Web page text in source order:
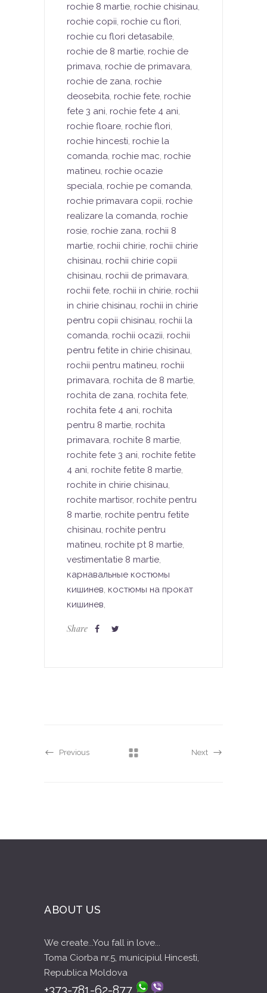
rochie 8 martie, rochie chisinau,
rochie copii, rochie cu flori,
rochie cu flori detasabile,
rochie de 8 martie, rochie de
primava, rochie de primavara,
rochie de zana, rochie
deosebita, rochie fete, rochie
fete 3 ani, rochie fete 4 ani,
rochie floare, rochie flori,
rochie hincesti, rochie la
comanda, rochie mac, rochie
matineu, rochie ocazie
speciala, rochie pe comanda,
rochie primavara copii, rochie
realizare la comanda, rochie
rosie, rochie zana, rochii 8
martie, rochii chirie, rochii chirie
chisinau, rochii chirie copii
chisinau, rochii de primavara,
rochii fete, rochii in chirie, rochii
in chirie chisinau, rochii in chirie
pentru copii chisinau, rochii la
comanda, rochii ocazii, rochii
pentru fetite in chirie chisinau,
rochii pentru matineu, rochii
primavara, rochita de 8 martie,
rochita de zana, rochita fete,
rochita fete 4 ani, rochita
pentru 8 martie, rochita
primavara, rochite 8 martie,
rochite fete 3 ani, rochite fetite
4 ani, rochite fetite 8 martie,
rochite in chirie chisinau,
rochite martisor, rochite pentru
8 martie, rochite pentru fetite
chisinau, rochite pentru
matineu, rochite pt 8 martie,
vestimentatie 8 martie,
карнавальные костюмы
кишинев, костюмы на прокат
кишинев,
Share
Previous Next
ABOUT US
We create...You fall in love...
Toma Ciorba nr.5, municipiul Hincesti,
Republica Moldova